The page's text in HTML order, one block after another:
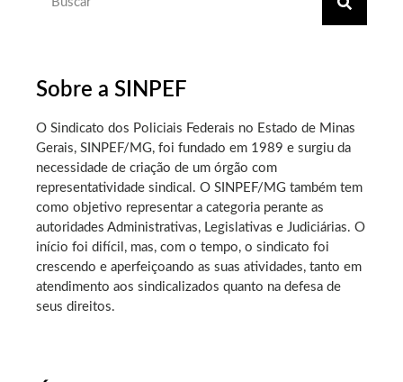
Sobre a SINPEF
O Sindicato dos Policiais Federais no Estado de Minas
Gerais, SINPEF/MG, foi fundado em 1989 e surgiu da
necessidade de criação de um órgão com
representatividade sindical. O SINPEF/MG também tem
como objetivo representar a categoria perante as
autoridades Administrativas, Legislativas e Judiciárias. O
início foi difícil, mas, com o tempo, o sindicato foi
crescendo e aperfeiçoando as suas atividades, tanto em
atendimento aos sindicalizados quanto na defesa de
seus direitos.